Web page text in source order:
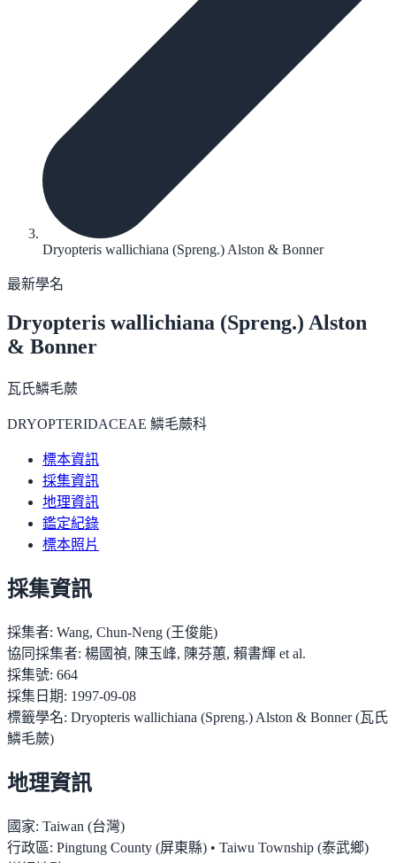
Dryopteris wallichiana (Spreng.) Alston & Bonner
最新學名
Dryopteris wallichiana (Spreng.) Alston
& Bonner
瓦氏鱗毛蕨
DRYOPTERIDACEAE 鱗毛蕨科
標本資訊
採集資訊
地理資訊
鑑定紀錄
標本照片
採集資訊
採集者: Wang, Chun-Neng (王俊能)
協同採集者: 楊國禎, 陳玉峰, 陳芬蕙, 賴書輝 et al.
採集號: 664
採集日期: 1997-09-08
標籤學名: Dryopteris wallichiana (Spreng.) Alston & Bonner (瓦氏
鱗毛蕨)
地理資訊
國家: Taiwan (台灣)
行政區: Pingtung County (屏東縣) • Taiwu Township (泰武鄉)